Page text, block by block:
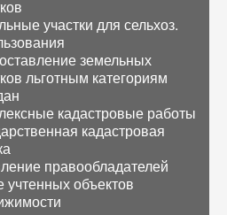
участки для сельхоз.
земельных
льготным категориям
кадастровые работы
кадастровая
правообладателей
учтенных объектов